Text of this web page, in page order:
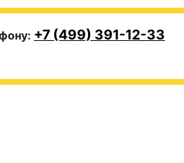
+7 (499) 391-12-33